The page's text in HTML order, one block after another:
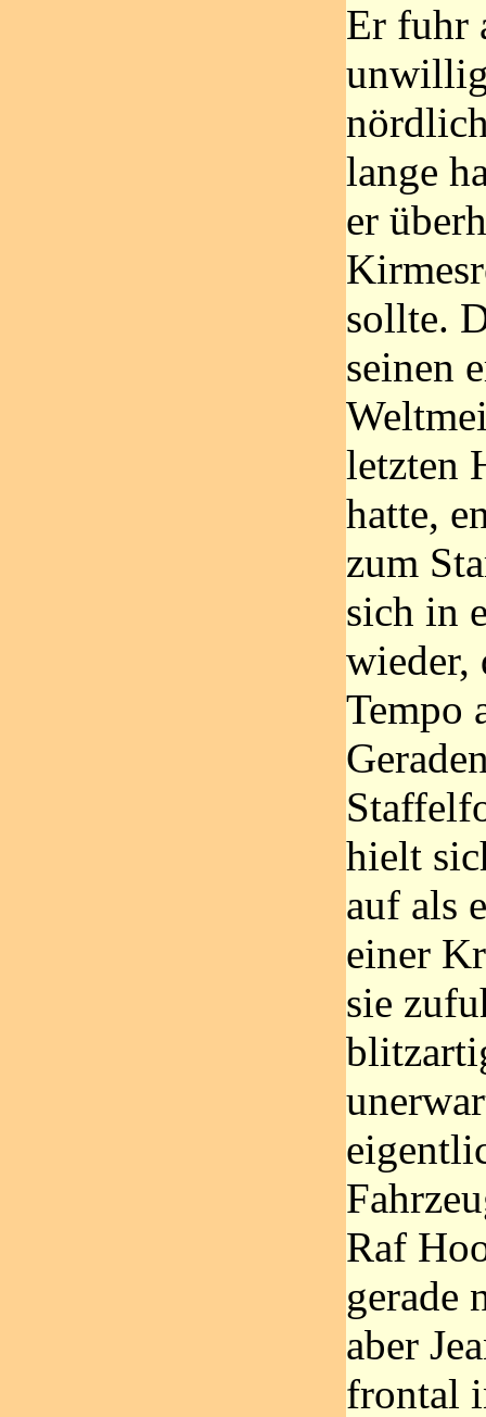
Er fuhr
lange
er
sollte.
seinen
letzten
hatte,
zum
sich in
wieder,
Tempo
hielt
auf als
einer
sie
Raf
gerade
aber
frontal